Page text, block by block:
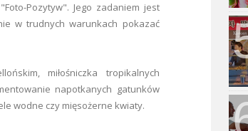
Pozytyw". Jego zadaniem jest
w trudnych warunkach pokazać
miłośniczka tropikalnych
napotkanych gatunków
wodne czy mięsożerne kwiaty.